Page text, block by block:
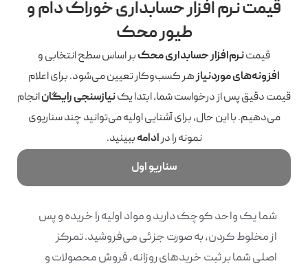
قیمت نرم افزار حسابداری خوراک دام و
طیور محک
قیمتنرم‌افزار حسابداری محکبر اساس سطح انتخابی و
افزونه‌های موردنیازهر کسب‌وکار تعیین می‌شود. برای اعلام
قیمت دقیق پس از درخواست شما، ابتدا یکنیازسنجی رایگانانجام
می‌دهیم. با این حال، برای آشنایی اولیه می‌توانید چند سناریوی
نمونه را درادامهببینید.
سناریو اول
شما یک واحد کوچک دارید و مواد اولیه را خریده و پس
از مخلوط کردن، به صورت جزئی می‌فروشید. تمرکز
اصلی شما بر ثبت خریدهای روزانه، فروش محصولات و